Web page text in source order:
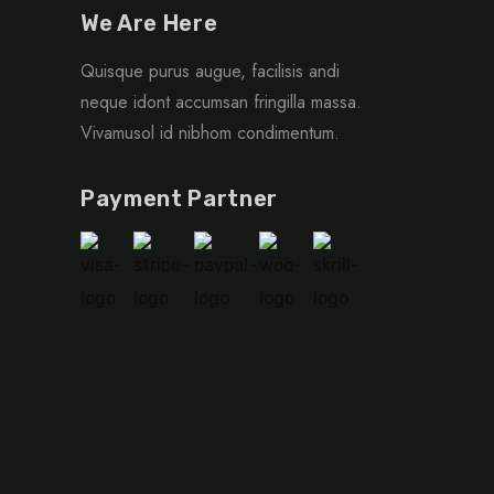
We Are Here
Quisque purus augue, facilisis andi
neque idont accumsan fringilla massa.
Vivamusol id nibhom condimentum.
Payment Partner